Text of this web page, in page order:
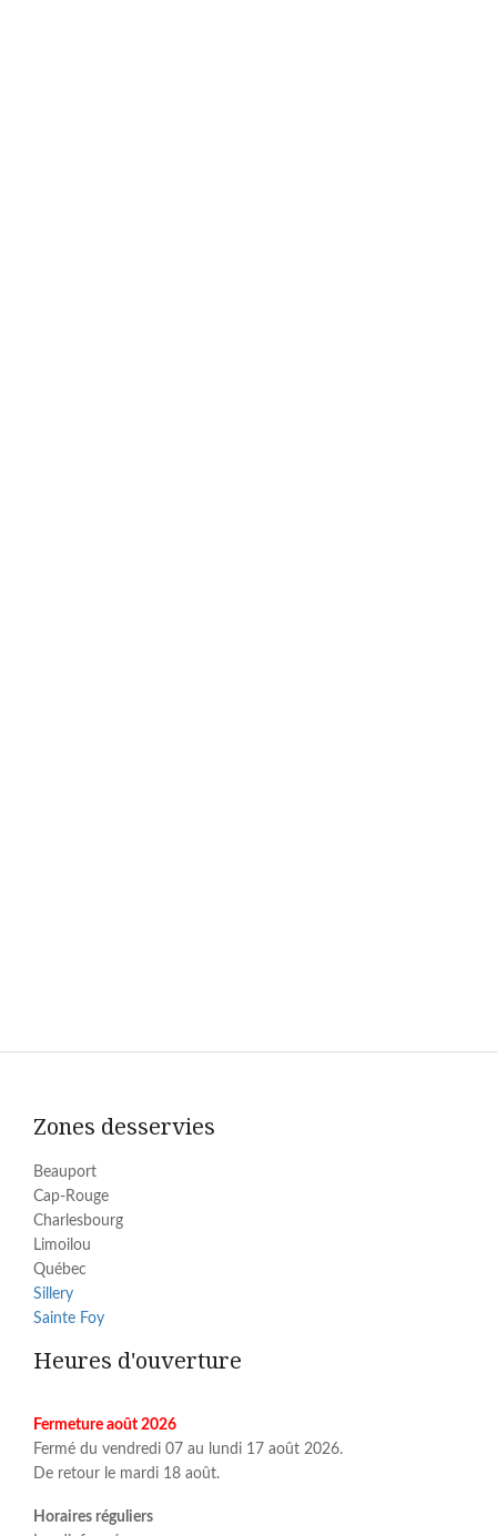
Zones desservies
Beauport
Cap-Rouge
Charlesbourg
Limoilou
Québec
Sillery
Sainte Foy
Heures d'ouverture
Fermeture août 2026
Fermé du vendredi 07 au lundi 17 août 2026.
De retour le mardi 18 août.
Horaires réguliers